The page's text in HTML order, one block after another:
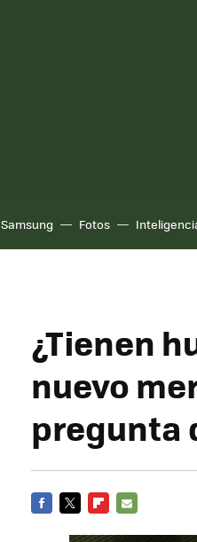
Samsung Fotos
¿Tienen
nuevo
pregunta